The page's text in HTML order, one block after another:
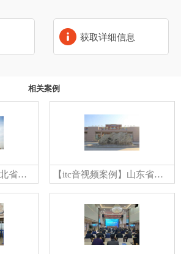
获取详细信息
相关案例
【itc音视频案例】河北省保定市第一中心医院 【itc音视频案例】山东省东营市利津二中